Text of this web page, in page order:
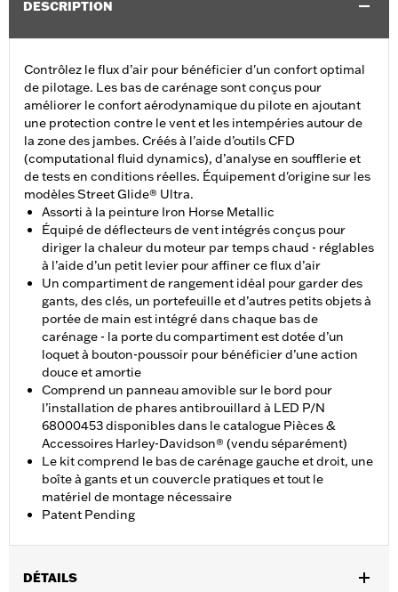
DESCRIPTION
Contrôlez le flux d’air pour bénéficier d'un confort optimal
de pilotage. Les bas de carénage sont conçus pour
améliorer le confort aérodynamique du pilote en ajoutant
une protection contre le vent et les intempéries autour de
la zone des jambes. Créés à l’aide d’outils CFD
(computational fluid dynamics), d’analyse en soufflerie et
de tests en conditions réelles. Équipement d'origine sur les
modèles Street Glide® Ultra.
Assorti à la peinture Iron Horse Metallic
Équipé de déflecteurs de vent intégrés conçus pour
diriger la chaleur du moteur par temps chaud - réglables
à l’aide d’un petit levier pour affiner ce flux d’air
Un compartiment de rangement idéal pour garder des
gants, des clés, un portefeuille et d’autres petits objets à
portée de main est intégré dans chaque bas de
carénage - la porte du compartiment est dotée d’un
loquet à bouton-poussoir pour bénéficier d’une action
douce et amortie
Comprend un panneau amovible sur le bord pour
l’installation de phares antibrouillard à LED P/N
68000453 disponibles dans le catalogue Pièces &
Accessoires Harley-Davidson® (vendu séparément)
Le kit comprend le bas de carénage gauche et droit, une
boîte à gants et un couvercle pratiques et tout le
matériel de montage nécessaire
Patent Pending
DÉTAILS